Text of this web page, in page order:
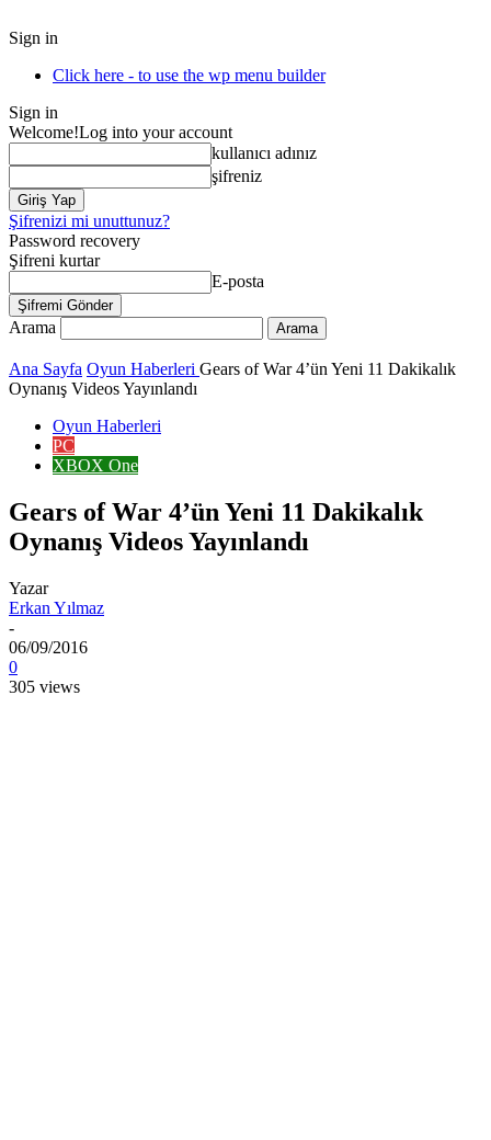
Sign in
Click here - to use the wp menu builder
Sign in
Welcome!Log into your account
kullanıcı adınız
şifreniz
Şifrenizi mi unuttunuz?
Password recovery
Şifreni kurtar
E-posta
Arama
Ana Sayfa Oyun Haberleri Gears of War 4’ün Yeni 11 Dakikalık
Oynanış Videos Yayınlandı
Oyun Haberleri
PC
XBOX One
Gears of War 4’ün Yeni 11 Dakikalık
Oynanış Videos Yayınlandı
Yazar
Erkan Yılmaz
-
06/09/2016
0
305 views